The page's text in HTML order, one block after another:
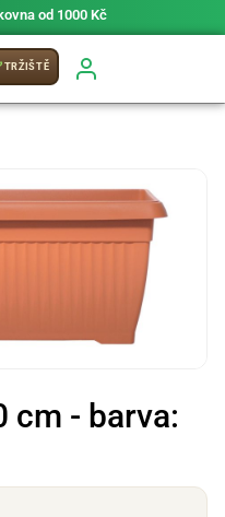
od 1000 Kč
TRŽIŠTĚ
cm - barva: